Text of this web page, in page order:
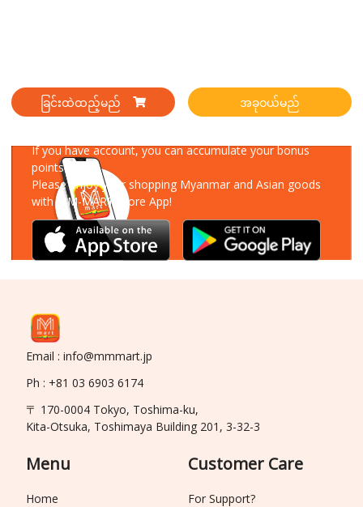
ခြင်းထဲထည့်မည် အခုဝယ်မည်
If you have account, you can accumulate your bonus
points!
Please enjoy your shopping Myanmar and Asian goods
with MM-MART Store App!
Email : info@mmmart.jp
Ph : +81 03 6903 6174
〒 170-0004 Tokyo, Toshima-ku,
Kita-Otsuka, Toshimaya Building 201, 3-32-3
Menu
Home
Customer Care
For Support?